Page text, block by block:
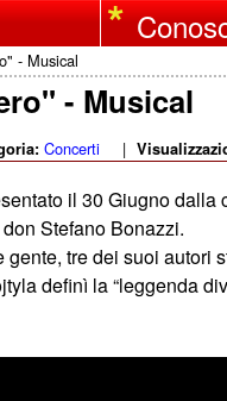
- Musical
- Musical
Concerti |
il 30 Giugno
Stefano Bonazzi.
gente, tre dei suoi
definì la “leggenda